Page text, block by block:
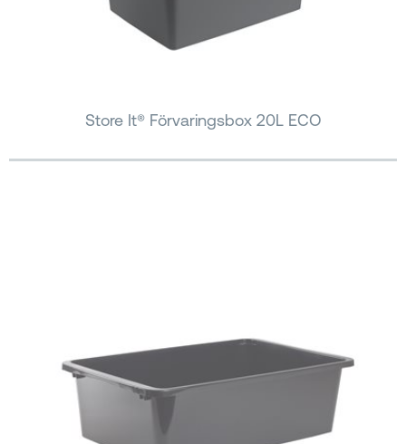
Store It® Förvaringsbox 20L ECO